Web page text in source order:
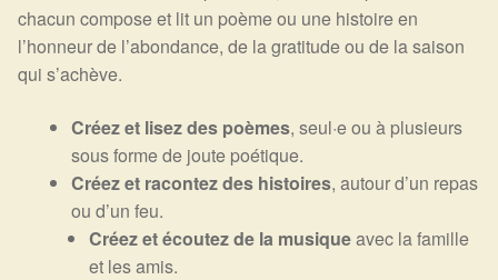
chacun compose et lit un poème ou une histoire en
l’honneur de l’abondance, de la gratitude ou de la saison
qui s’achève.
Créez et lisez des poèmes, seul·e ou à plusieurs
sous forme de joute poétique.
Créez et racontez des histoires, autour d’un repas
ou d’un feu.
Créez et écoutez de la musiqueavec la famille
et les amis.